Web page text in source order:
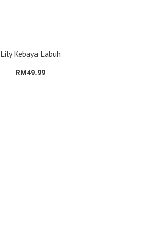
Lily Kebaya Labuh
RM49.99